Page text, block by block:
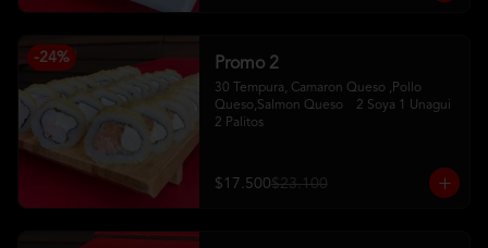
-24% Promo 2
30 Tempura, Camaron Queso ,Pollo
Queso,Salmon Queso    2 Soya 1 Unagui
2 Palitos
$17.500$23.100